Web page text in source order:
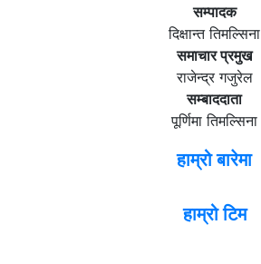
सम्पादक
दिक्षान्त तिमल्सिना
समाचार प्रमुख
राजेन्द्र गजुरेल
सम्बाददाता
पूर्णिमा तिमल्सिना
हाम्रो बारेमा
हाम्रो टिम